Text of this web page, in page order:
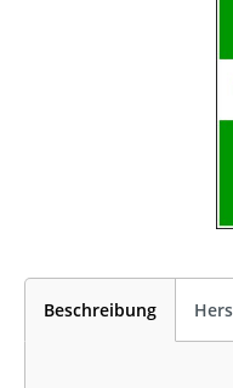
Beschreibung